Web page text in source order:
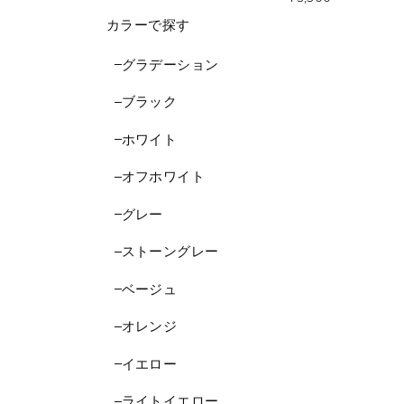
カラーで探す
グラデーション
ブラック
ホワイト
オフホワイト
グレー
ストーングレー
ベージュ
オレンジ
イエロー